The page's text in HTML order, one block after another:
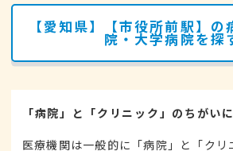
【愛知県】【市役所前駅】の
院・大学病院を探
「病院」と「クリニック」のちがい
医療機関は一般的に「病院」と「クリ